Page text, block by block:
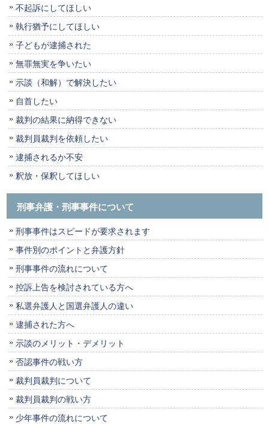
不起訴にしてほしい
執行猶予にしてほしい
子どもが逮捕された
無罪無実を争いたい
示談（和解）で解決したい
自首したい
裁判の結果に納得できない
裁判員裁判を依頼したい
逮捕されるか不安
釈放・保釈してほしい
刑事弁護・刑事事件について
刑事事件はスピードが要求されます
事件別のポイントと弁護方針
刑事事件の流れについて
控訴上告を検討されている方へ
私選弁護人と国選弁護人の違い
逮捕された方へ
示談のメリット・デメリット
否認事件の戦い方
裁判員裁判について
裁判員裁判の戦い方
少年事件の流れについて